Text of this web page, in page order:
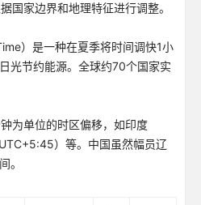
国家边界和地理特征进行调整。
）是一种在夏季将时间调快1小
光节约能源。全球约70个国家实
为单位的时区偏移，如印度
）等。中国虽然幅员辽
。